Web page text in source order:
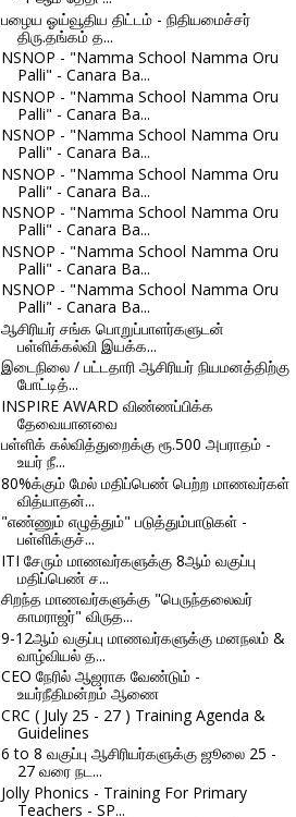
பழைய ஓய்வூதிய திட்டம் - நிதியமைச்சர்
திரு.தங்கம் த...
NSNOP - "Namma School Namma Oru
Palli" - Canara Ba...
NSNOP - "Namma School Namma Oru
Palli" - Canara Ba...
NSNOP - "Namma School Namma Oru
Palli" - Canara Ba...
NSNOP - "Namma School Namma Oru
Palli" - Canara Ba...
NSNOP - "Namma School Namma Oru
Palli" - Canara Ba...
NSNOP - "Namma School Namma Oru
Palli" - Canara Ba...
NSNOP - "Namma School Namma Oru
Palli" - Canara Ba...
ஆசிரியர் சங்க பொறுப்பாளர்களுடன்
பள்ளிக்கல்வி இயக்க...
இடைநிலை / பட்டதாரி ஆசிரியர் நியமனத்திற்கு
போட்டித்...
INSPIRE AWARD விண்ணப்பிக்க
தேவையானவை
பள்ளிக் கல்வித்துறைக்கு ரூ.500 அபராதம் -
உயர் நீ...
80%க்கும் மேல் மதிப்பெண் பெற்ற மாணவர்கள்
வித்யாதன்...
"எண்ணும் எழுத்தும்" படுத்தும்பாடுகள் -
பள்ளிக்குச்...
ITI சேரும் மாணவர்களுக்கு 8ஆம் வகுப்பு
மதிப்பெண் ச...
சிறந்த மாணவர்களுக்கு "பெருந்தலைவர்
காமராஜர்" விருத...
9-12ஆம் வகுப்பு மாணவர்களுக்கு மனநலம் &
வாழ்வியல் த...
CEO நேரில் ஆஜராக வேண்டும் -
உயர்நீதிமன்றம் ஆணை
CRC ( July 25 - 27 ) Training Agenda &
Guidelines
6 to 8 வகுப்பு ஆசிரியர்களுக்கு ஜூலை 25 -
27 வரை நட...
Jolly Phonics - Training For Primary
Teachers - SP...